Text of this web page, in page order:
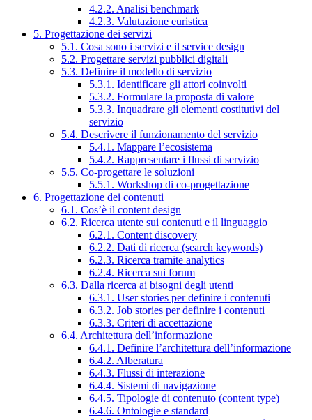
4.2.2. Analisi benchmark
4.2.3. Valutazione euristica
5. Progettazione dei servizi
5.1. Cosa sono i servizi e il service design
5.2. Progettare servizi pubblici digitali
5.3. Definire il modello di servizio
5.3.1. Identificare gli attori coinvolti
5.3.2. Formulare la proposta di valore
5.3.3. Inquadrare gli elementi costitutivi del
servizio
5.4. Descrivere il funzionamento del servizio
5.4.1. Mappare l’ecosistema
5.4.2. Rappresentare i flussi di servizio
5.5. Co-progettare le soluzioni
5.5.1. Workshop di co-progettazione
6. Progettazione dei contenuti
6.1. Cos’è il content design
6.2. Ricerca utente sui contenuti e il linguaggio
6.2.1. Content discovery
6.2.2. Dati di ricerca (search keywords)
6.2.3. Ricerca tramite analytics
6.2.4. Ricerca sui forum
6.3. Dalla ricerca ai bisogni degli utenti
6.3.1. User stories per definire i contenuti
6.3.2. Job stories per definire i contenuti
6.3.3. Criteri di accettazione
6.4. Architettura dell’informazione
6.4.1. Definire l’architettura dell’informazione
6.4.2. Alberatura
6.4.3. Flussi di interazione
6.4.4. Sistemi di navigazione
6.4.5. Tipologie di contenuto (content type)
6.4.6. Ontologie e standard